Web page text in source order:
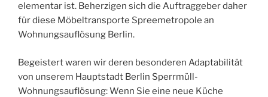
elementar ist. Beherzigen sich die Auftraggeber daher
für diese Möbeltransporte Spreemetropole an
Wohnungsauflösung Berlin.
Begeistert waren wir deren besonderen Adaptabilität
von unserem Hauptstadt Berlin Sperrmüll-
Wohnungsauflösung: Wenn Sie eine neue Küche